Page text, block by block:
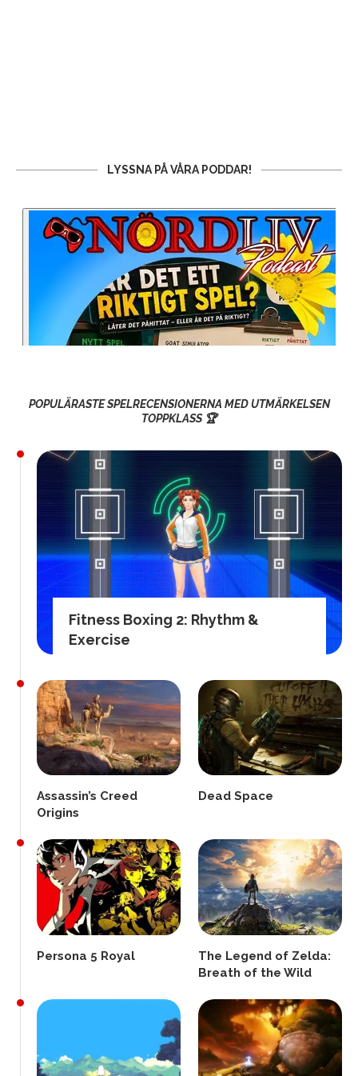
LYSSNA PÅ VÅRA PODDAR!
POPULÄRASTE SPELRECENSIONERNA MED UTMÄRKELSEN
TOPPKLASS 🏆
Fitness Boxing 2: Rhythm &
Exercise
Assassin’s Creed
Origins
Dead Space
Persona 5 Royal
The Legend of Zelda:
Breath of the Wild